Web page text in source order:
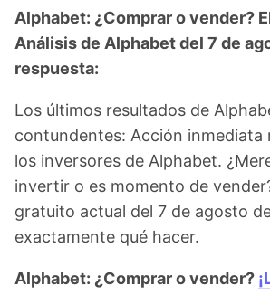
Alphabet: ¿Comprar o vender?
Análisis de Alphabet del 7 de
respuesta:
Los últimos resultados de
contundentes: Acción inmediata
los inversores de Alphabet.
invertir o es momento de
gratuito actual del 7 de agosto
exactamente qué hacer.
Alphabet: ¿Comprar o vender?